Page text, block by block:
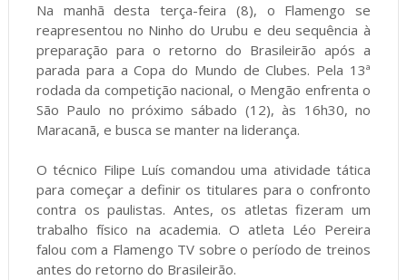
Na manhã desta terça-feira (8), o Flamengo se
reapresentou no Ninho do Urubu e deu sequência à
preparação para o retorno do Brasileirão após a
parada para a Copa do Mundo de Clubes. Pela 13ª
rodada da competição nacional, o Mengão enfrenta o
São Paulo no próximo sábado (12), às 16h30, no
Maracanã, e busca se manter na liderança.
O técnico Filipe Luís comandou uma atividade tática
para começar a definir os titulares para o confronto
contra os paulistas. Antes, os atletas fizeram um
trabalho físico na academia. O atleta Léo Pereira
falou com a Flamengo TV sobre o período de treinos
antes do retorno do Brasileirão.